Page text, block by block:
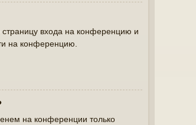
страницу входа на конференцию и
на конференцию.
на конференции только